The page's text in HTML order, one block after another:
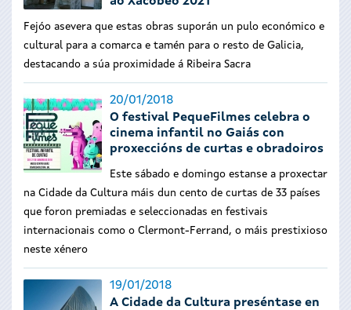
Fejóo asevera que estas obras suporán un pulo económico e
cultural para a comarca e tamén para o resto de Galicia,
destacando a súa proximidade á Ribeira Sacra
20/01/2018
O festival PequeFilmes celebra o
cinema infantil no Gaiás con
proxeccións de curtas e obradoiros
Este sábado e domingo estanse a proxectar
na Cidade da Cultura máis dun cento de curtas de 33 países
que foron premiadas e seleccionadas en festivais
internacionais como o Clermont-Ferrand, o máis prestixioso
neste xénero
19/01/2018
A Cidade da Cultura preséntase en